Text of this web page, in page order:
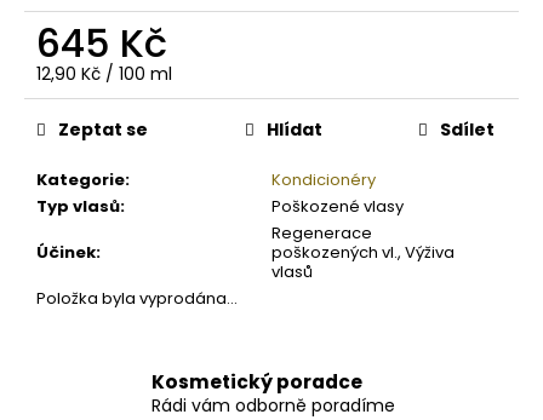
645 Kč
Měrná
cena:
12,90 Kč / 100 ml
Kategorie:
Kondicionéry
Typ vlasů:
Poškozené vlasy
Účinek:
Regenerace
poškozených vl., Výživa
vlasů
Položka byla vyprodána…
Zeptat se Hlídat Sdílet
Kosmetický poradce
Rádi vám odborně poradíme
Kč